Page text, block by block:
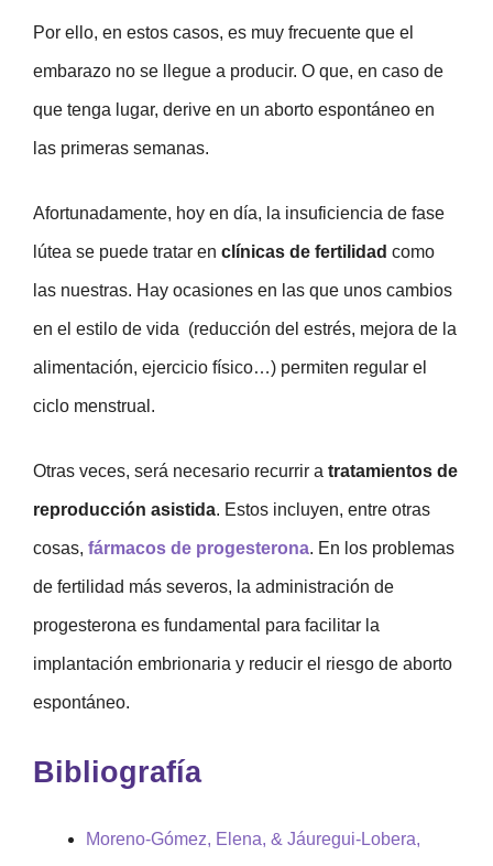
Por ello, en estos casos, es muy frecuente que el
embarazo no se llegue a producir. O que, en caso de
que tenga lugar, derive en un aborto espontáneo en
las primeras semanas.
Afortunadamente, hoy en día, la insuficiencia de fase
lútea se puede tratar en clínicas de fertilidad como
las nuestras. Hay ocasiones en las que unos cambios
en el estilo de vida (reducción del estrés, mejora de la
alimentación, ejercicio físico…) permiten regular el
ciclo menstrual.
Otras veces, será necesario recurrir a tratamientos de
reproducción asistida. Estos incluyen, entre otras
cosas, fármacos de progesterona. En los problemas
de fertilidad más severos, la administración de
progesterona es fundamental para facilitar la
implantación embrionaria y reducir el riesgo de aborto
espontáneo.
Bibliografía
Moreno-Gómez, Elena, & Jáuregui-Lobera,